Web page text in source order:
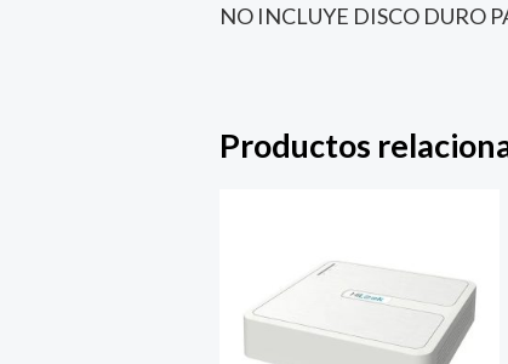
NO INCLUYE DISCO DURO
Productos